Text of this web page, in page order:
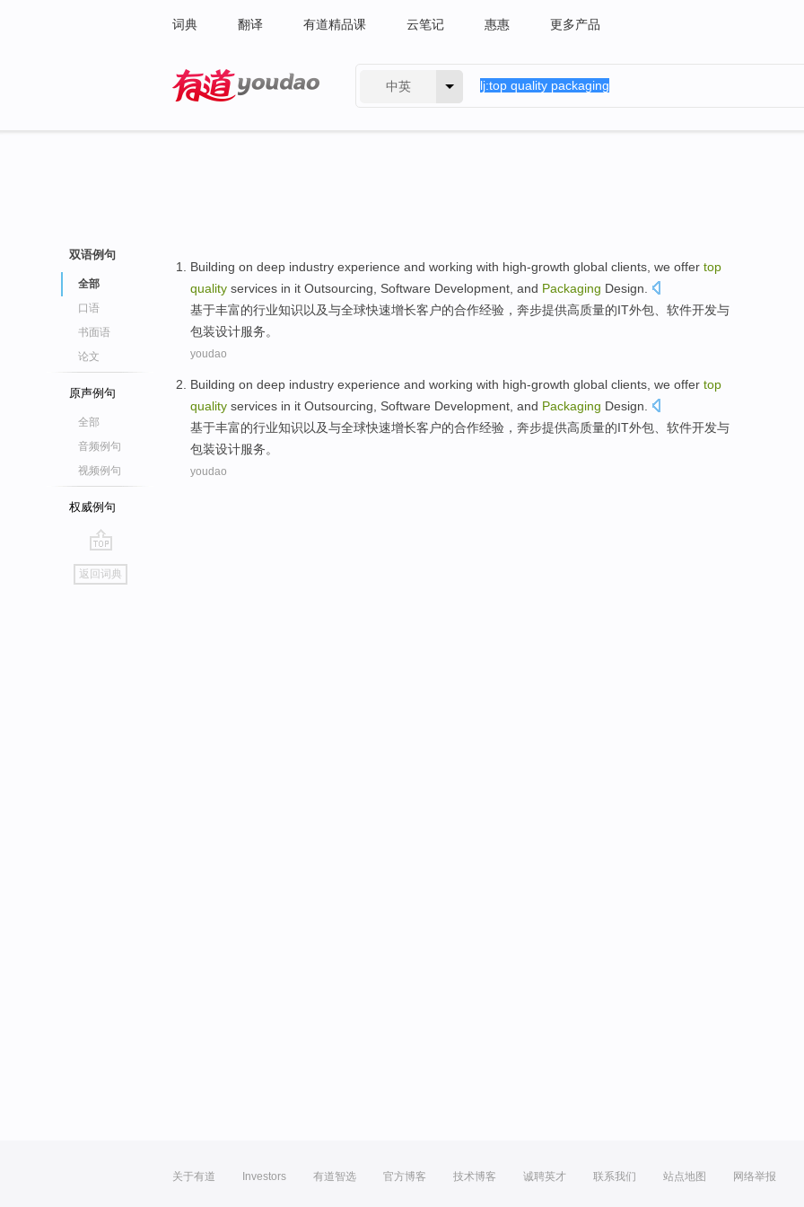
词典 翻译 有道精品课 云笔记 惠惠 更多产品
中英
双语例句
全部
口语
书面语
论文
原声例句
全部
音频例句
视频例句
权威例句
go
top
返回词典
Building on deep industry experience and working with high-growth global clients , we offer top
quality services in it Outsourcing Software Development and Packaging Design
基于丰富的行业知识以及与全球快速增长客户的合作经验 ，奔步提供高质量的IT外包、 软件开发与
包装设计服务。
youdao
Building on deep industry experience and working with high-growth global clients , we offer top
quality services in it Outsourcing Software Development and Packaging Design
基于丰富的行业知识以及与全球快速增长客户的合作经验 ，奔步提供高质量的IT外包、 软件开发与
包装设计服务。
youdao
关于有道 Investors 有道智选 官方博客 技术博客 诚聘英才 联系我们 站点地图 网络举报